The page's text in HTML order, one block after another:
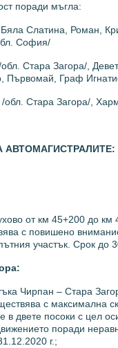
поради мъгла:
Слатина, Роман,
София/
Стара Загора/,
Първомай, Граф
Стара Загора/,
АВТОМАГИСТРАЛИТЕ:
от км 45+200 до км
с повишено
участък. Срок до
Чирпан – Стара
с максимална
в двете посоки с цел
поради
г.;